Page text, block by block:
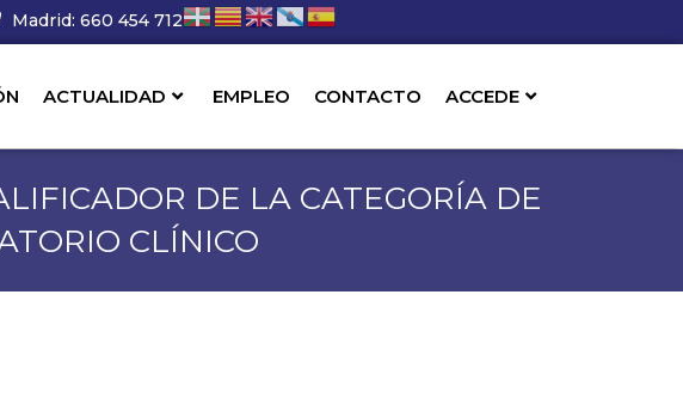
Madrid: 660 454 712
ACTUALIDAD EMPLEO CONTACTO ACCEDE
DE LA CATEGORÍA DE
CLÍNICO